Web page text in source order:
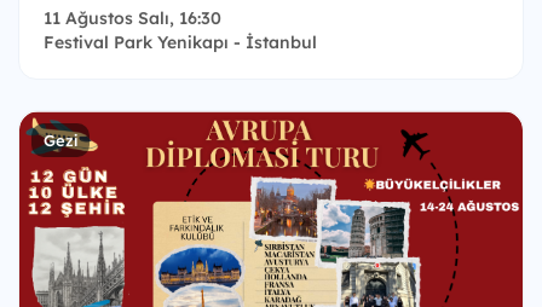
11 Ağustos Salı, 16:30
Festival Park Yenikapı - İstanbul
Gezi